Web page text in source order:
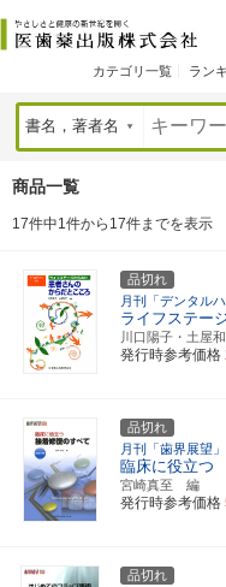
カテゴリ一覧 ラン
商品一覧
17件中1件から17件までを表示
品切れ
月刊「デンタル
ライフステー
川口陽子・土屋
発行時参考価格
品切れ
月刊「歯界展望
臨床に役立つ
宮崎真至 編
発行時参考価格
品切れ